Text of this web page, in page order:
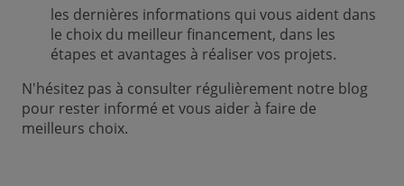
les dernières informations qui vous aident dans
le choix du meilleur financement, dans les
étapes et avantages à réaliser vos projets.
N'hésitez pas à consulter régulièrement notre blog
pour rester informé et vous aider à faire de
meilleurs choix.